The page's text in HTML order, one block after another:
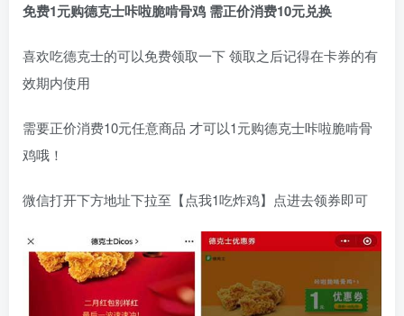
免费1元购德克士咔啦脆啃骨鸡 需正价消费10元兑换
喜欢吃德克士的可以免费领取一下 领取之后记得在卡券的有
效期内使用
需要正价消费10元任意商品 才可以1元购德克士咔啦脆啃骨
鸡哦！
微信打开下方地址下拉至【点我1吃炸鸡】点进去领券即可